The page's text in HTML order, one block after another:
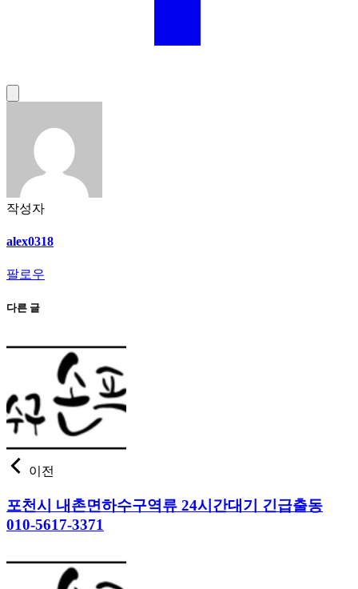
작성자
alex0318
팔로우
다른 글
이전
포천시 내촌면하수구역류 24시간대기 긴급출동
010-5617-3371